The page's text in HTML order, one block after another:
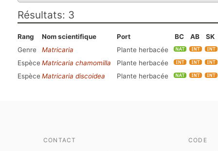
Résultats: 3
Rang Nom scientifique Port BC AB
SK
Genre
Matricaria
Plante herbacée
Espèce Matricaria chamomilla
Plante herbacée
Espèce Matricaria discoidea Plante herbacée
CONTACT CODE